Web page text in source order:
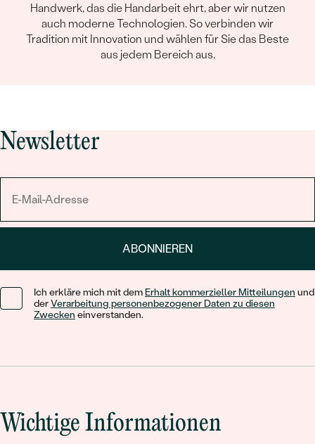
Handwerk, das die Handarbeit ehrt, aber wir nutzen
auch moderne Technologien. So verbinden wir
Tradition mit Innovation und wählen für Sie das Beste
aus jedem Bereich aus.
Newsletter
ABONNIEREN
Ich erkläre mich mit dem Erhalt kommerzieller Mitteilungen und
derVerarbeitung personenbezogener Daten zu diesen
Zwecken einverstanden.
Wichtige Informationen